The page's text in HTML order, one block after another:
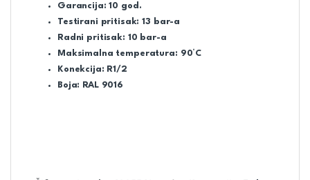
Garancija: 10 god.
Testirani pritisak: 13 bar-a
Radni pritisak: 10 bar-a
Maksimalna temperatura: 90°C
Konekcija: R1/2
Boja: RAL 9016